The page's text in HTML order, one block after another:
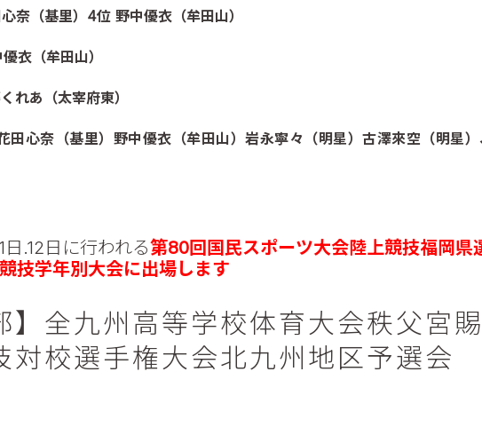
奈（基里）4位 野中優衣（牟田山）
衣（牟田山）
れあ（太宰府東）
田心奈（基里）野中優衣（牟田山）岩永寧々（明星）古澤來空（明星
.12日に行われる第80回国民スポーツ大会陸上競技福岡県
技学年別大会に出場します
】全九州高等学校体育大会秩父宮
対校選手権大会北九州地区予選会